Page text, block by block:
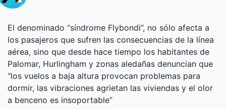
El denominado “síndrome Flybondi”, no sólo afecta a
los pasajeros que sufren las consecuencias de la línea
aérea, sino que desde hace tiempo los habitantes de
Palomar, Hurlingham y zonas aledañas denuncian que
“los vuelos a baja altura provocan problemas para
dormir, las vibraciones agrietan las viviendas y el olor
a benceno es insoportable”